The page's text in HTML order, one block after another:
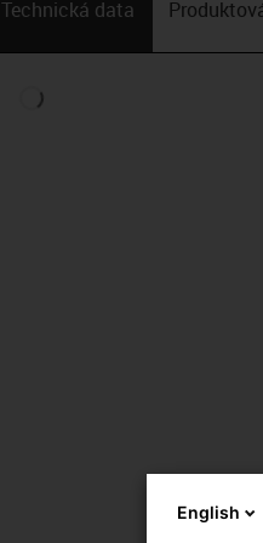
Technická data
English